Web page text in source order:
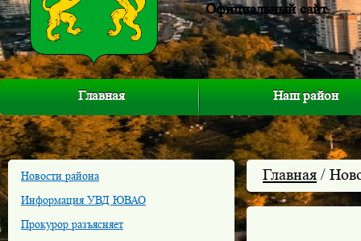
Официальный сайт
Главная Наш район
Новости района
Информация УВД ЮВАО
Прокурор разъясняет
Главная /